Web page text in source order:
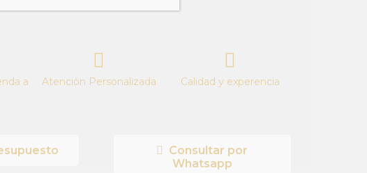
a
Atención Personalizada Calidad y experencia
Consultar por
Whatsapp